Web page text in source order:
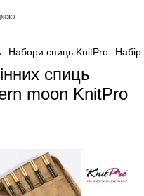
Набори спиць KnitPro
спиць
moon KnitPro